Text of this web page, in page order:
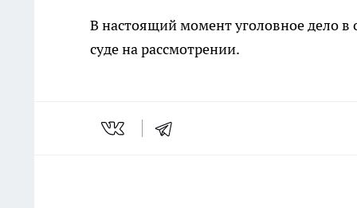
В настоящий момент уголовное дело
суде на рассмотрении.